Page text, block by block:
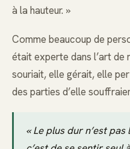
à la hauteur. »
Comme beaucoup de
était experte dans l’art de
souriait, elle gérait, elle
des parties d’elle
« Le plus dur n’est